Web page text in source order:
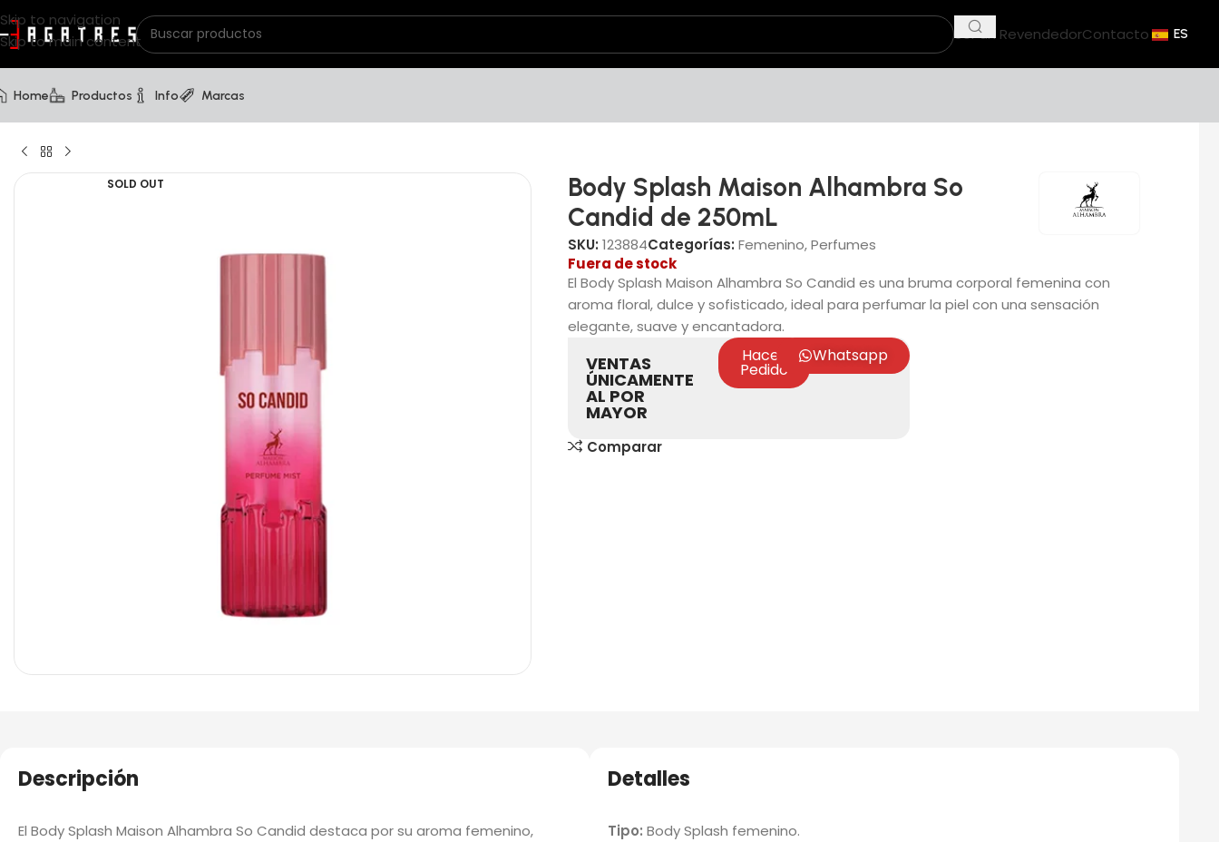
Skip to navigation
Skip to main content
Ser un RevendedorContacto ES
Home Productos Info Marcas
SOLD OUT
Body Splash Maison Alhambra So
Candid de 250mL
SKU: 123884Categorías: Femenino,Perfumes
Fuera de stock
El Body Splash Maison Alhambra So Candid es una bruma corporal femenina con
aroma floral, dulce y sofisticado, ideal para perfumar la piel con una sensación
elegante, suave y encantadora.
VENTAS
ÚNICAMENTE
AL POR
MAYOR
Hacer
Pedido
Whatsapp
Comparar
Descripción
El Body Splash Maison Alhambra So Candid destaca por su aroma femenino,
Detalles
Tipo: Body Splash femenino.